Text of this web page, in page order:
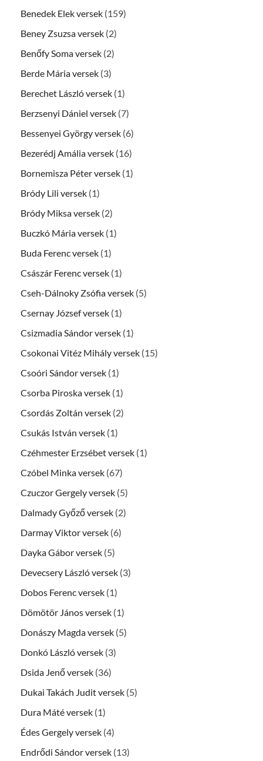
Benedek Elek versek (159)
Beney Zsuzsa versek (2)
Benőfy Soma versek (2)
Berde Mária versek (3)
Berechet László versek (1)
Berzsenyi Dániel versek (7)
Bessenyei György versek (6)
Bezerédj Amália versek (16)
Bornemisza Péter versek (1)
Bródy Lili versek (1)
Bródy Miksa versek (2)
Buczkó Mária versek (1)
Buda Ferenc versek (1)
Császár Ferenc versek (1)
Cseh-Dálnoky Zsófia versek (5)
Csernay József versek (1)
Csizmadia Sándor versek (1)
Csokonai Vitéz Mihály versek (15)
Csoóri Sándor versek (1)
Csorba Piroska versek (1)
Csordás Zoltán versek (2)
Csukás István versek (1)
Czéhmester Erzsébet versek (1)
Czóbel Minka versek (67)
Czuczor Gergely versek (5)
Dalmady Győző versek (2)
Darmay Viktor versek (6)
Dayka Gábor versek (5)
Devecsery László versek (3)
Dobos Ferenc versek (1)
Dömötör János versek (1)
Donászy Magda versek (5)
Donkó László versek (3)
Dsida Jenő versek (36)
Dukai Takách Judit versek (5)
Dura Máté versek (1)
Édes Gergely versek (4)
Endrődi Sándor versek (13)